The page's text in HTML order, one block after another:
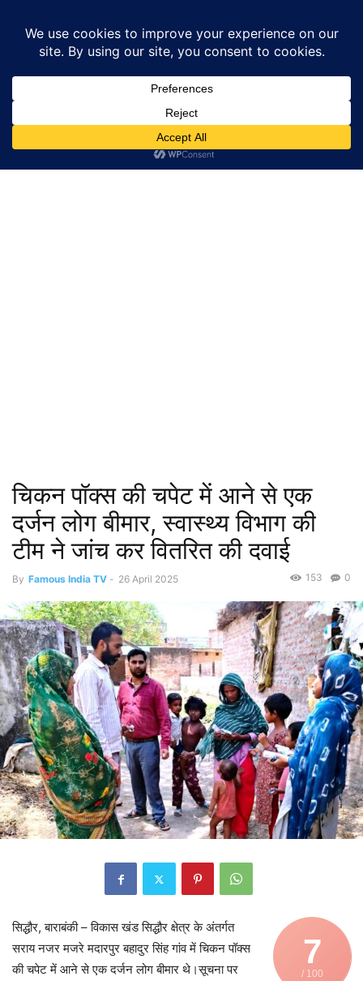
चिकन पॉक्स की चपेट में आने से एक
दर्जन लोग बीमार, स्वास्थ्य विभाग की
टीम ने जांच कर वितरित की दवाई
By Famous India TV - 26 April 2025 0
153
7
/ 100
सिद्धौर, बाराबंकी – विकास खंड सिद्धौर क्षेत्र के अंतर्गत
सराय नजर मजरे मदारपुर बहादुर सिंह गांव में चिकन पॉक्स
की चपेट में आने से एक दर्जन लोग बीमार थे।सूचना पर